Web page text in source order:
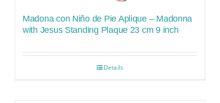
Madona con Niño de Pie Aplique – Madonna
with Jesus Standing Plaque 23 cm 9 inch
Details